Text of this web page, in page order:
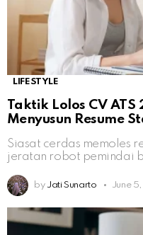
LIFESTYLE
Taktik Lolos CV
Menyusun Resume
Siasat cerdas memoles
jeratan robot pemindai
by Jati Sunarto June